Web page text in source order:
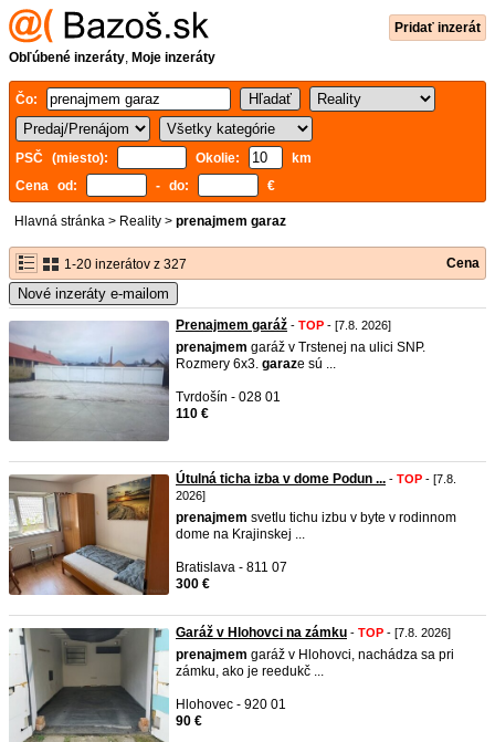
Pridať inzerát
Obľúbené inzeráty, Moje inzeráty
Čo:
PSČ (miesto): Okolie:
km
Cena od:
- do: €
Hlavná stránka > Reality > prenajmem garaz
1-20 inzerátov z 327 Cena
Nové inzeráty e-mailom
Prenajmem garáž - TOP - [7.8. 2026]
prenajmem garáž v Trstenej na ulici SNP.
Rozmery 6x3. garaze sú ...
Tvrdošín - 028 01
110 €
Útulná ticha izba v dome Podun ... - TOP - [7.8.
2026]
prenajmem svetlu tichu izbu v byte v rodinnom
dome na Krajinskej ...
Bratislava - 811 07
300 €
Garáž v Hlohovci na zámku - TOP - [7.8. 2026]
prenajmem garáž v Hlohovci, nachádza sa pri
zámku, ako je reedukč ...
Hlohovec - 920 01
90 €